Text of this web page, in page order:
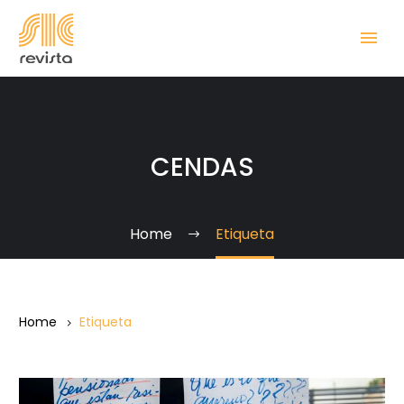
CENDAS
Home Etiqueta
Home Etiqueta